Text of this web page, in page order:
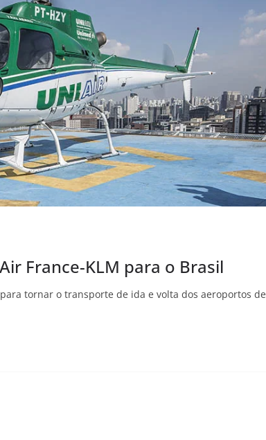
France-KLM para o Brasil
tornar o transporte de ida e volta dos aeroportos de